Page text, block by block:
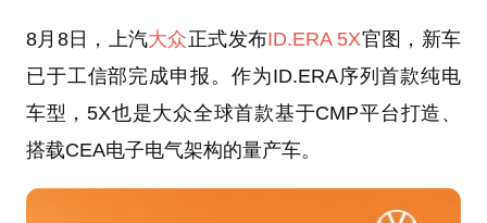
8月8日，上汽大众正式发布ID.ERA 5X官图，新车
已于工信部完成申报。作为ID.ERA序列首款纯电
车型，5X也是大众全球首款基于CMP平台打造、
搭载CEA电子电气架构的量产车。